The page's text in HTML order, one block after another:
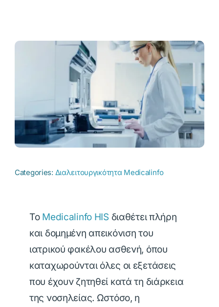
Categories: Διαλειτουργικότητα Medicalinfo
Το Medicalinfo HIS διαθέτει πλήρη
και δομημένη απεικόνιση του
ιατρικού φακέλου ασθενή, όπου
καταχωρούνται όλες οι εξετάσεις
που έχουν ζητηθεί κατά τη διάρκεια
της νοσηλείας. Ωστόσο, η